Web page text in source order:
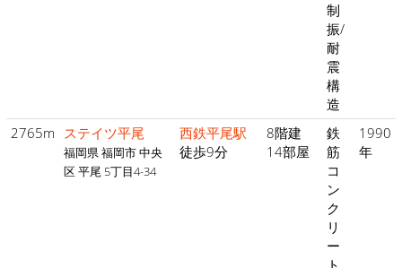
制
振/
耐
震
構
造
2765m ステイツ平尾
福岡県 福岡市 中央
区 平尾 5丁目4-34
西鉄平尾駅
徒歩9分
8階建
14部屋
鉄
筋
コ
ン
ク
リ
ー
1990
年